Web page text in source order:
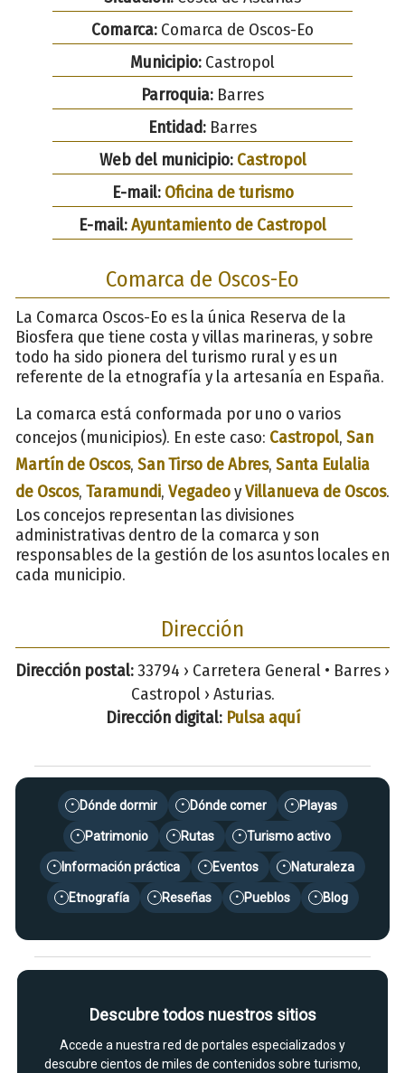
Comarca: Comarca de Oscos-Eo
Municipio: Castropol
Parroquia: Barres
Entidad: Barres
Web del municipio: Castropol
E-mail: Oficina de turismo
E-mail:Ayuntamiento de Castropol
Comarca de Oscos-Eo
La Comarca Oscos-Eo es la única Reserva de la
Biosfera que tiene costa y villas marineras, y sobre
todo ha sido pionera del turismo rural y es un
referente de la etnografía y la artesanía en España.
La comarca está conformada por uno o varios
concejos (municipios). En este caso: Castropol, San
Martín de Oscos, San Tirso de Abres, Santa Eulalia
de Oscos, Taramundi, VegadeoyVillanueva de Oscos.
Los concejos representan las divisiones
administrativas dentro de la comarca y son
responsables de la gestión de los asuntos locales en
cada municipio.
Dirección
Dirección postal:33794 › Carretera General • Barres ›
Castropol › Asturias.
Dirección digital: Pulsa aquí
• Dónde dormir • Dónde comer • Playas
• Patrimonio • Rutas • Turismo activo
• Información práctica • Eventos • Naturaleza
• Etnografía • Reseñas • Pueblos • Blog
Descubre todos nuestros sitios
Accede a nuestra red de portales especializados y
descubre cientos de miles de contenidos sobre turismo,